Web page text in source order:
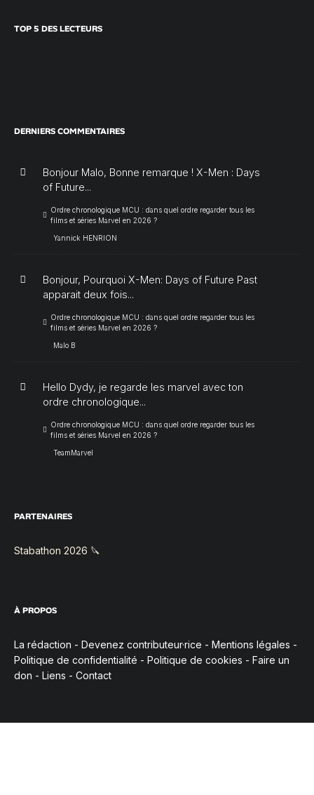
TOP 5 DES LECTEURS
DERNIERS COMMENTAIRES
Bonjour Malo, Bonne remarque ! X-Men : Days
of Future...
Ordre chronologique MCU : dans quel ordre regarder tous les
films et séries Marvel en 2026 ?
Yannick HENRION
Bonjour, Pourquoi X-Men: Days of Future Past
apparait deux fois...
Ordre chronologique MCU : dans quel ordre regarder tous les
films et séries Marvel en 2026 ?
Malo B
Hello Dydy, je regarde les marvel avec ton
ordre chronologique...
Ordre chronologique MCU : dans quel ordre regarder tous les
films et séries Marvel en 2026 ?
TeamMarvel
PARTENAIRES
Stabathon 2026 🔪
À PROPOS
La rédaction - Devenez contributeur·rice - Mentions légales -
Politique de confidentialité - Politique de cookies - Faire un
don - Liens - Contact